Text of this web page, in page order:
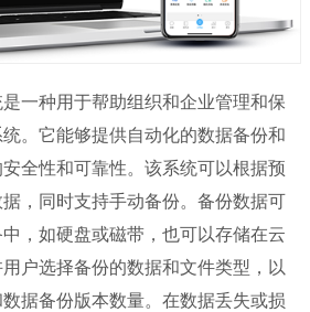
一种用于帮助组织和企业管理和保
。它能够提供自动化的数据备份和
全性和可靠性。该系统可以根据预
，同时支持手动备份。备份数据可
，如硬盘或磁带，也可以存储在云
户选择备份的数据和文件类型，以
据备份版本数量。在数据丢失或损